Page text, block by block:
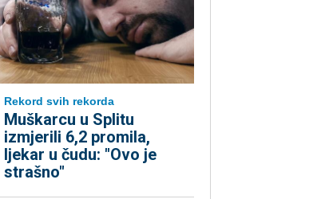
Rekord svih rekorda
Muškarcu u Splitu
izmjerili 6,2 promila,
ljekar u čudu: "Ovo je
strašno"